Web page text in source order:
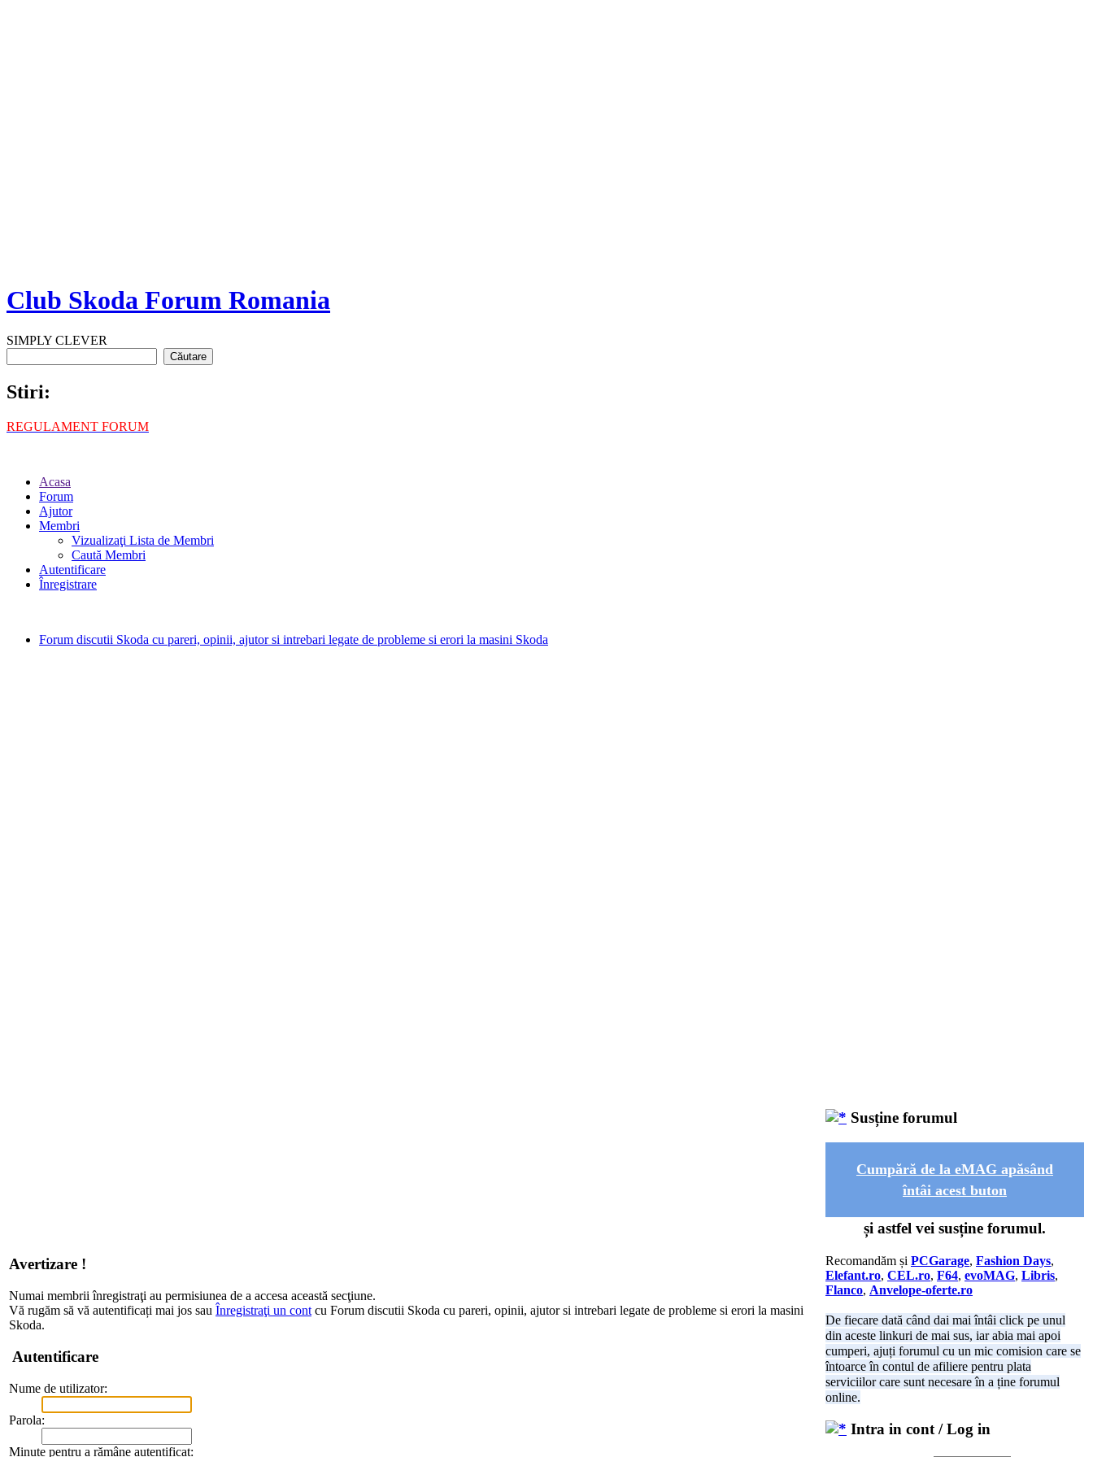
Club Skoda Forum Romania
SIMPLY CLEVER
Stiri:
REGULAMENT FORUM
Acasa
Forum
Ajutor
Membri
Vizualizaţi Lista de Membri
Caută Membri
Autentificare
Înregistrare
Forum discutii Skoda cu pareri, opinii, ajutor si intrebari legate de probleme si erori la masini Skoda
Avertizare !
Numai membrii înregistraţi au permisiunea de a accesa această secţiune.
Vă rugăm să vă autentificați mai jos sau Înregistraţi un cont cu Forum discutii Skoda cu pareri, opinii, ajutor si intrebari legate de probleme si erori la masini
Skoda.
Autentificare
Nume de utilizator:
Parola:
Minute pentru a rămâne autentificat:
Susține forumul
Cumpără de la eMAG apăsând
întâi acest buton
și astfel vei susține forumul.
Recomandăm și PCGarage, Fashion Days,
Elefant.ro, CEL.ro, F64, evoMAG, Libris,
Flanco, Anvelope-oferte.ro
De fiecare dată când dai mai întâi click pe unul
din aceste linkuri de mai sus, iar abia mai apoi
cumperi, ajuți forumul cu un mic comision care se
întoarce în contul de afiliere pentru plata
serviciilor care sunt necesare în a ține forumul
online.
Intra in cont / Log in